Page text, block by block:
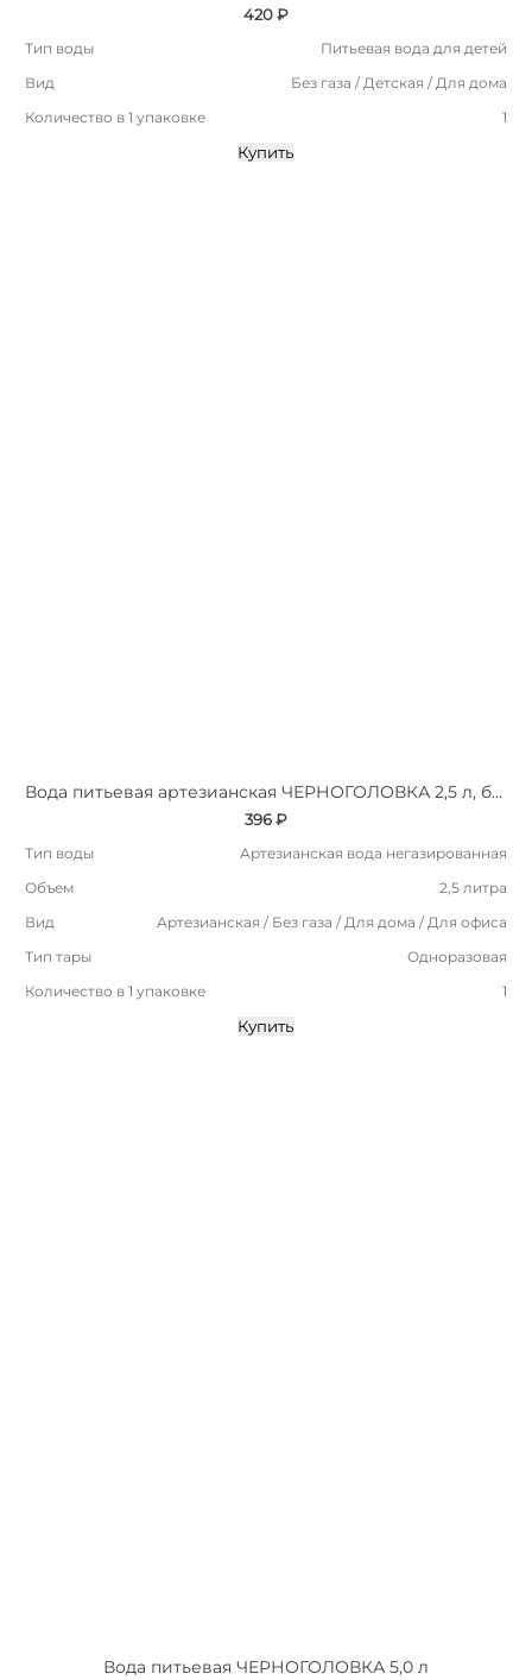
420 ₽
Тип воды
Питьевая вода для детей
Вид
Без газа / Детская / Для дома
Количество в 1 упаковке
1
Купить
Вода питьевая артезианская ЧЕРНОГОЛОВКА 2,5 л, без газа, ПЭТ
396 ₽
Тип воды
Артезианская вода негазированная
Объем
2,5 литра
Вид
Артезианская / Без газа / Для дома / Для офиса
Тип тары
Одноразовая
Количество в 1 упаковке
1
Купить
Вода питьевая ЧЕРНОГОЛОВКА 5,0 л